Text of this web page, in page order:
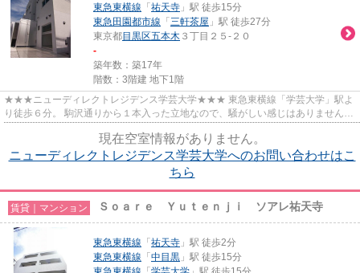
東急東横線 「 祐天寺 」駅 徒歩15分
東急田園都市線 「 三軒茶屋 」駅 徒歩27分
東京都目黒区五本木 ３丁目２５-２０
-
築年数：築17年
階数：3階建 地下1階
★★★ニューディレクトレジデンス学芸大学★★★ 東急東横線「学芸大学」駅よ
り徒歩６分。 駒沢通りから１本入った立地なので、騒がしい感じはありません。
現在空室情報がありません。
ニューディレクトレジデンス学芸大学へのお問い合わせはこ
ちら
賃貸｜マンション Ｓｏａｒｅ Ｙｕｔｅｎｊｉ ソアレ祐天寺
東急東横線 「 祐天寺 」駅 徒歩2分
東急東横線 「 中目黒 」駅 徒歩15分